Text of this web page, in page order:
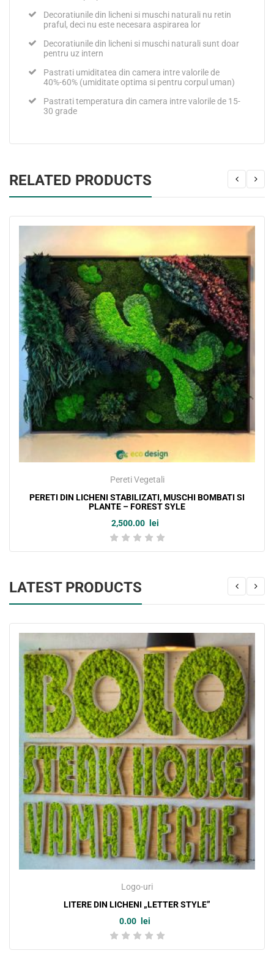
Decoratiunile din licheni si muschi naturali nu retin
praful, deci nu este necesara aspirarea lor
Decoratiunile din licheni si muschi naturali sunt doar
pentru uz intern
Pastrati umiditatea din camera intre valorile de
40%-60% (umiditate optima si pentru corpul uman)
Pastrati temperatura din camera intre valorile de 15-
30 grade
RELATED PRODUCTS
Pereti Vegetali
PERETI DIN LICHENI STABILIZATI, MUSCHI BOMBATI SI
PLANTE – FOREST SYLE
2,500.00 lei
LATEST PRODUCTS
Logo-uri
LITERE DIN LICHENI „LETTER STYLE”
0.00 lei